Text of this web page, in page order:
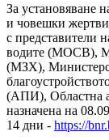
За установяване
и човешки
с представители
водите (МОСВ),
(МЗХ),
(АПИ), Областна
назначена на
14 дни - https://